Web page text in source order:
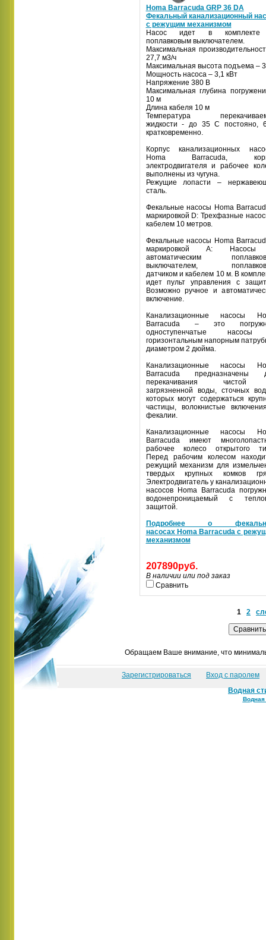
Homa Barracuda GRP 36 DA
Фекальный канализационный
с режущим механизмом
Насос идет в
поплавковым выключателем.
Максимальная
27,7 м3/ч
Максимальная высота подъема –
Мощность насоса – 3,1 кВт
Напряжение 380 В
Максимальная глубина
10 м
Длина кабеля 10 м
Температура
жидкости - до 35 С постояно,
кратковременно.
Корпус канализационных
Homa Barracuda,
электродвигателя и рабочее
выполнены из чугуна.
Режущие лопасти –
сталь.
Фекальные насосы Homa
маркировкой D: Трехфазные
кабелем 10 метров.
Фекальные насосы Homa
маркировкой А:
автоматическим
выключателем,
датчиком и кабелем 10 м. В
идет пульт управления с
Возможно ручное и
включение.
Канализационные насосы
Barracuda – это
одноступенчатые
горизонтальным напорным
диаметром 2 дюйма.
Канализационные насосы
Barracuda предназначены
перекачивания
загрязненной воды, сточных
которых могут содержаться
частицы, волокнистые
фекалии.
Канализационные насосы
Barracuda имеют
рабочее колесо открытого
Перед рабочим колесом
режущий механизм для
твердых крупных комков
Электродвигатель у
насосов Homa Barracuda
водонепроницаемый с
защитой.
Подробнее о
насосах Homa Barracuda с
механизмом
207890руб.
В наличии или под заказ
Сравнить
1 2
Обращаем Ваше внимание, что
Зарегистрироваться
Вход с паролем
Водная
Водная